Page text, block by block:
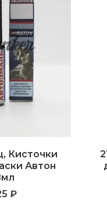
Кисточки
Автон
₽